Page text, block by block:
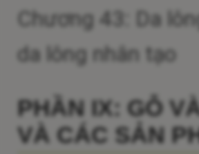
Chương 43: Da
da lông nhân tạo
PHẦN IX: GỖ
VÀ CÁC SẢN